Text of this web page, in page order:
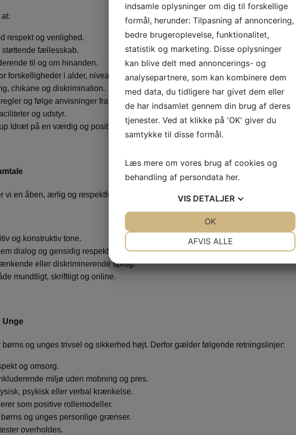
respekt og venlighed.
støttende fællesskab.
til og om hinanden.
forskelligheder i alder, niveau og baggrund.
chikane og diskrimination.
og følge anvisninger fra trænere og ledere.
og udstyr.
Idræt på en værdig og positiv måde.
vi en åben, ærlig og respektfuld dialog.
og konstruktiv tone.
dialog og gensidig respekt.
eller diskriminerende sprog.
mundtligt, skriftligt og online.
Unge
og unges trivsel og sikkerhed højt. Derfor gælder følgende retningslinjer:
og omsorg.
miljø uden mobning og pres.
psykisk eller verbal krænkelse.
som positive rollemodeller.
og unges personlige grænser.
overholdes.
indsamle oplysninger om dig til forskellige
formål, herunder: Tilpasning af annoncering,
bedre brugeroplevelse, funktionalitet,
statistik og marketing. Disse oplysninger
kan blive delt med annoncerings- og
analysepartnere, som kan kombinere dem
med data, du tidligere har givet dem eller
de har indsamlet gennem din brug af deres
tjenester. Ved at klikke på 'OK' giver du
samtykke til disse formål.
Læs mere om vores brug af cookies og
behandling af persondata her.
VIS DETALJER
AFVIS ALLE
OK